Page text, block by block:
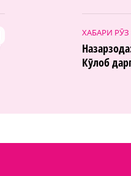
ХАБАРИ РӮЗ
Кӯлоб